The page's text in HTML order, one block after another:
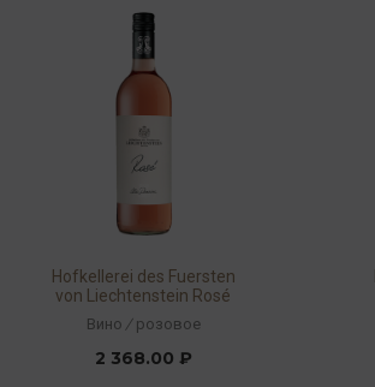
Hofkellerei des Fuersten
von Liechtenstein Rosé
Clos Domaine 2021 12,5%
0,75л
Вино / розовое
2 368.00 ₽